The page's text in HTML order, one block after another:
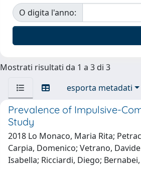
O digita l'anno:
Mostrati risultati da 1 a 3 di 3
esporta metadati
Prevalence of Impulsive-
Study
2018 Lo Monaco, Maria Rita;
Carpia, Domenico; Vetrano,
Isabella; Ricciardi, Diego;